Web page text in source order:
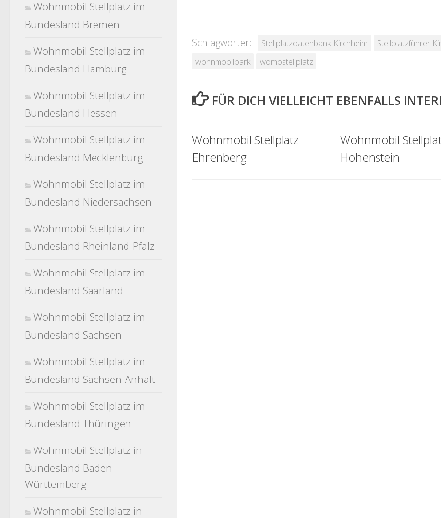
Schlagwörter: Stellplatzdatenbank Kirchheim Stellplatzführer
wohnmobilpark
womostellplatz
FÜR DICH VIELLEICHT EBENFALLS
Wohnmobil Stellplatz
Ehrenberg
Wohnmobil
Hohenstein
Wohnmobil Stellplatz im
Bundesland Bremen
Wohnmobil Stellplatz im
Bundesland Hamburg
Wohnmobil Stellplatz im
Bundesland Hessen
Wohnmobil Stellplatz im
Bundesland Mecklenburg
Wohnmobil Stellplatz im
Bundesland Niedersachsen
Wohnmobil Stellplatz im
Bundesland Rheinland-Pfalz
Wohnmobil Stellplatz im
Bundesland Saarland
Wohnmobil Stellplatz im
Bundesland Sachsen
Wohnmobil Stellplatz im
Bundesland Sachsen-Anhalt
Wohnmobil Stellplatz im
Bundesland Thüringen
Wohnmobil Stellplatz in
Bundesland Baden-
Württemberg
Wohnmobil Stellplatz in